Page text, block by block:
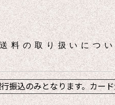
料の取り扱いについ
振込のみとなります。カー